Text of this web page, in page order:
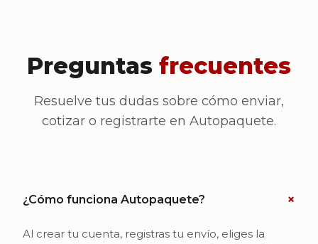
Preguntas frecuentes
Resuelve tus dudas sobre cómo enviar,
cotizar o registrarte en Autopaquete.
¿Cómo funciona Autopaquete? +
Al crear tu cuenta, registras tu envío, eliges la